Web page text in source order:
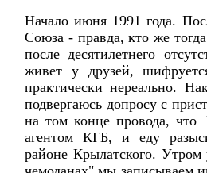
Начало июня 1991 года.
Союза - правда, кто же
после десятилетнего
живет у друзей,
практически нереально.
подвергаюсь допросу с
на том конце провода, что
агентом КГБ, и еду
районе Крылатского.